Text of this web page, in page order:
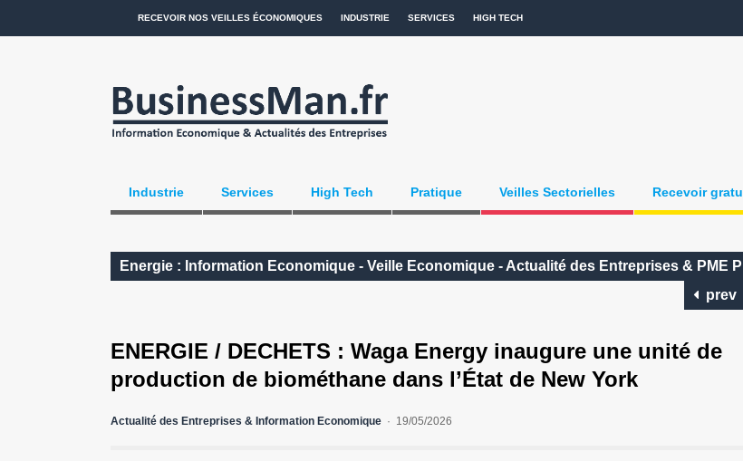
RECEVOIR NOS VEILLES ÉCONOMIQUES INDUSTRIE SERVICES HIGH TECH
Industrie Services High Tech Pratique Veilles Sectorielles Recevoir
Energie : Information Economique - Veille Economique - Actualité des Entreprises & PME
prev
ENERGIE / DECHETS : Waga Energy inaugure une unité de
production de biométhane dans l’État de New York
Actualité des Entreprises & Information Economique 19/05/2026